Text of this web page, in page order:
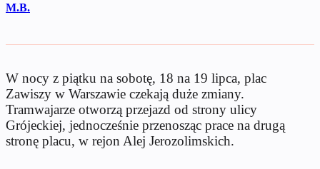
M.B.
W nocy z piątku na sobotę, 18 na 19 lipca, plac
Zawiszy w Warszawie czekają duże zmiany.
Tramwajarze otworzą przejazd od strony ulicy
Grójeckiej, jednocześnie przenosząc prace na drugą
stronę placu, w rejon Alej Jerozolimskich.